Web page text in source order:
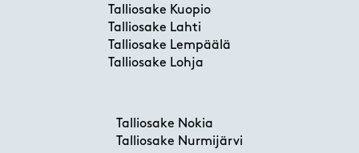
Talliosake Kuopio
Talliosake Lahti
Talliosake Lempäälä
Talliosake Lohja
Talliosake Nokia
Talliosake Nurmijärvi